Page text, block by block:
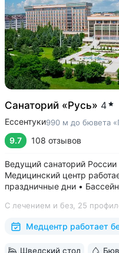
Санаторий «Русь» 4
Ессентуки990 м до бювета
9.7 108 отзывов
Ведущий санаторий
Медицинский центр
праздничные дни •
Глубина от 30 до 180 см,
расположены закрытая
С лечением и без, 25
Медцентр работает
Шведский стол